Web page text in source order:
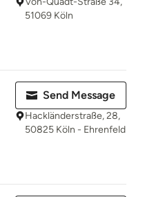
51069 Köln
Send Message
Hackländerstraße, 28,
50825 Köln - Ehrenfeld